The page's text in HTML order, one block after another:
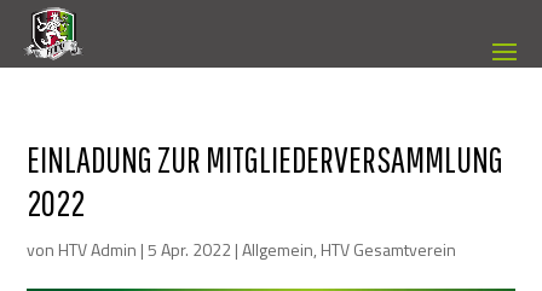
EINLADUNG ZUR MITGLIEDERVERSAMMLUNG
2022
von HTV Admin |5 Apr. 2022|Allgemein, HTV Gesamtverein